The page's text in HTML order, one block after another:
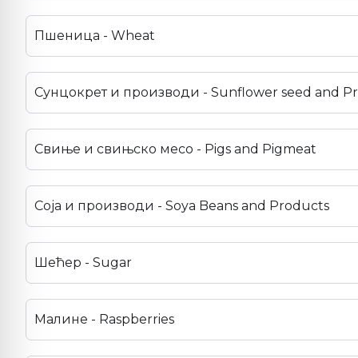
Пшеница - Wheat
Сунцокрет и производи - Sunflower seed and
Свиње и свињско месо - Pigs and Pigmeat
Соја и производи - Soya Beans and Products
Шећер - Sugar
Малине - Raspberries